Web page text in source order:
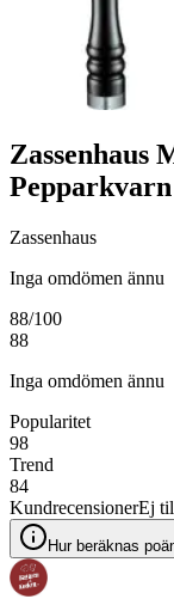
Zassenhaus
Zassenhaus
Inga omdömen ännu
88/100
88
Inga omdömen ännu
Popularitet
98
Trend
84
KundrecensionerEj
Hur beräknas